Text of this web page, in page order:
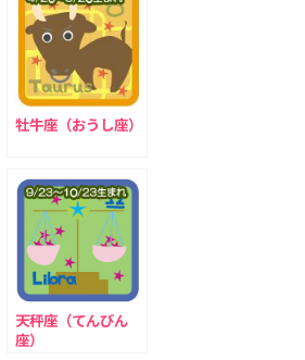
牡牛座（おうし座）
天秤座（てんびん
座）